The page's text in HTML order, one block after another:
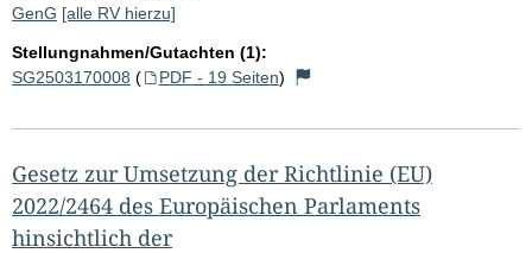
GenG [alle RV hierzu]
Stellungnahmen/Gutachten (1):
SG2503170008 ( PDF - 19 Seiten)
Gesetz zur Umsetzung der Richtlinie (EU)
2022/2464 des Europäischen Parlaments
hinsichtlich der